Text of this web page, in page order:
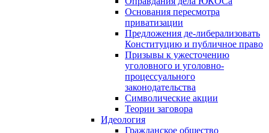
Основания пересмотра
приватизации
Предложения де-либерализовать
Конституцию и публичное право
Призывы к ужесточению
уголовного и уголовно-
процессуального
законодательства
Символические акции
Теории заговора
Идеология
Гражданское общество